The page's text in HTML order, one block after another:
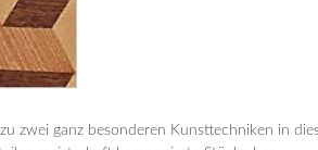
zwei ganz besonderen Kunsttechniken in